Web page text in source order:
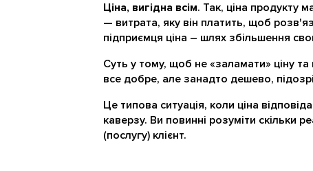
Ціна, вигідна всім. Так, ціна продукту
— витрата, яку він платить, щоб
підприємця ціна – шлях збільшення
Суть у тому, щоб не «заламати» ціну
все добре, але занадто дешево,
Це типова ситуація, коли ціна
каверзу. Ви повинні розуміти скільки
(послугу) клієнт.